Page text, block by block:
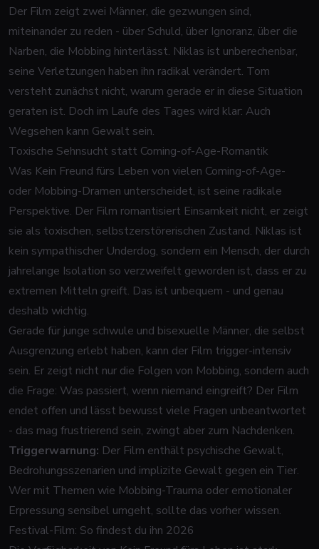
Der Film zeigt zwei Männer, die gezwungen sind,
miteinander zu reden - über Schuld, über Ignoranz, über die
Narben, die Mobbing hinterlässt. Niklas ist unberechenbar,
seine Verletzungen haben ihn radikal verändert. Tom
versteht zunächst nicht, warum gerade er in diese Situation
geraten ist. Doch im Laufe des Tages wird klar: Auch
Wegsehen kann Gewalt sein.
Toxische Sehnsucht statt Coming-of-Age-Romantik
Was Kein Freund fürs Leben von vielen Coming-of-Age-
oder Mobbing-Dramen unterscheidet, ist seine radikale
Perspektive. Der Film romantisiert Einsamkeit nicht, er zeigt
sie als toxischen, selbstzerstörerischen Zustand. Niklas ist
kein sympathischer Underdog, sondern ein Mensch, der durch
jahrelange Isolation so verzweifelt geworden ist, dass er zu
extremen Mitteln greift. Das ist unbequem - und genau
deshalb wichtig.
Gerade für junge schwule und bisexuelle Männer, die selbst
Ausgrenzung erlebt haben, kann der Film trigger-intensiv
sein. Er zeigt nicht nur die Folgen von Mobbing, sondern auch
die Frage: Was passiert, wenn niemand eingreift? Der Film
endet offen und lässt bewusst viele Fragen unbeantwortet
- das mag frustrierend sein, zwingt aber zum Nachdenken.
Triggerwarnung: Der Film enthält psychische Gewalt,
Bedrohungsszenarien und implizite Gewalt gegen ein Tier.
Wer mit Themen wie Mobbing-Trauma oder emotionaler
Erpressung sensibel umgeht, sollte das vorher wissen.
Festival-Film: So findest du ihn 2026